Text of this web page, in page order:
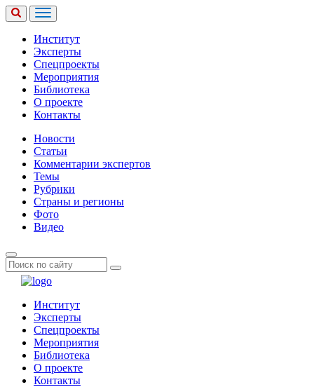
Институт
Эксперты
Спецпроекты
Мероприятия
Библиотека
О проекте
Контакты
Новости
Статьи
Комментарии экспертов
Темы
Рубрики
Страны и регионы
Фото
Видео
Институт
Эксперты
Спецпроекты
Мероприятия
Библиотека
О проекте
Контакты